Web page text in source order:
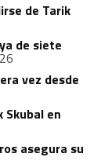
de Tarik
de siete
vez desde
Skubal en
asegura su